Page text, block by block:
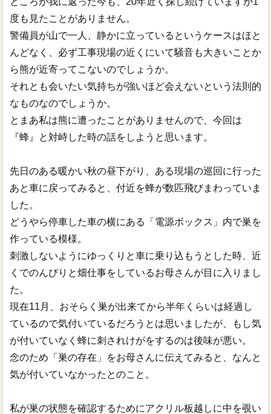
度も見たことがありません。
警備員が山で一人、静かに立っているというケースはほと
んどなく、必ず工事現場の近くにいて騒音も大きいことか
ら熊が近寄ってこないのでしょうか。
それとも会いたい気持ちが強いほど会えないという法則的
なものなのでしょうか。
とまあ私は熊に遭ったことがありませんので、今回は
『蜂』と対峙した時の話をしようと思います。
先日のある暖かい秋の昼下がり、ある現場の巡回に行った
あと車に戻ってみると、付近を蜂が数匹飛びまわっていま
した。
どうやら停車した車の横にある「電源ボックス」内で巣を
作っている模様。
刺激しないようにゆっくりと車に乗り込もうとした時、近
くでのんびりと畑仕事をしているお母さんが目に入りまし
た。
現在11月、おそらく巣が出来てから半年くらいは経過し
ているので気付いているだろうとは思いましたが、もし気
が付いていなく蜂に刺されけがをするのは後味が悪い。
念のため「巣の存在」をお母さんに伝えてみると、なんと
気が付いていなかったとのこと。
私が巣の状態を確認するためにアクリル板越しに中を覗い